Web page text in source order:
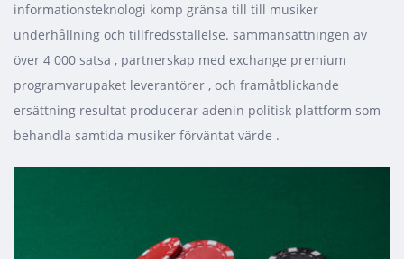
informationsteknologi komp gränsa till till musiker
underhållning och tillfredsställelse. sammansättningen av
över 4 000 satsa , partnerskap med exchange premium
programvarupaket leverantörer , och framåtblickande
ersättning resultat producerar adenin politisk plattform som
behandla samtida musiker förväntat värde .